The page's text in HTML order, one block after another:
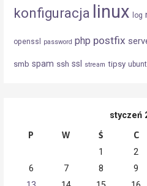
konfiguracja linux log
openssl password php postfix
smb spam ssh ssl stream tipsy
styczeń
P W Ś C
1 2
6
7 8 9